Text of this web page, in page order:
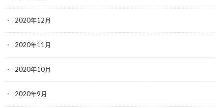
2020年12月
2020年11月
2020年10月
2020年9月